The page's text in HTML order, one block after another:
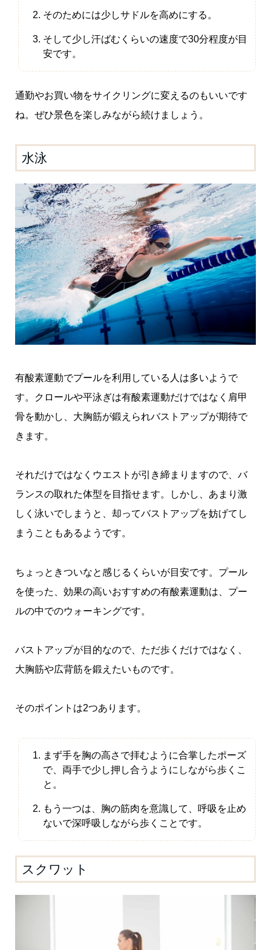
そのためには少しサドルを高めにする。
そして少し汗ばむくらいの速度で30分程度が目
安です。
通勤やお買い物をサイクリングに変えるのもいいです
ね。ぜひ景色を楽しみながら続けましょう。
水泳
有酸素運動でプールを利用している人は多いようで
す。クロールや平泳ぎは有酸素運動だけではなく肩甲
骨を動かし、大胸筋が鍛えられバストアップが期待で
きます。
それだけではなくウエストが引き締まりますので、バ
ランスの取れた体型を目指せます。しかし、あまり激
しく泳いでしまうと、却ってバストアップを妨げてし
まうこともあるようです。
ちょっときついなと感じるくらいが目安です。プール
を使った、効果の高いおすすめの有酸素運動は、プー
ルの中でのウォーキングです。
バストアップが目的なので、ただ歩くだけではなく、
大胸筋や広背筋を鍛えたいものです。
そのポイントは2つあります。
まず手を胸の高さで拝むように合掌したポーズ
で、両手で少し押し合うようにしながら歩くこ
と。
もう一つは、胸の筋肉を意識して、呼吸を止め
ないで深呼吸しながら歩くことです。
スクワット